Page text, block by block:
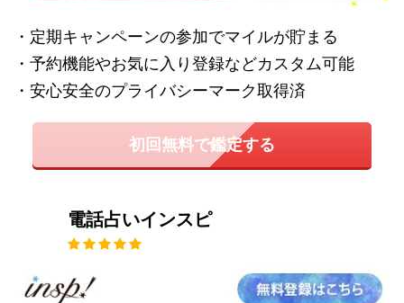
・定期キャンペーンの参加でマイルが貯まる
・予約機能やお気に入り登録などカスタム可能
・安心安全のプライバシーマーク取得済
初回無料で鑑定する
電話占いインスピ